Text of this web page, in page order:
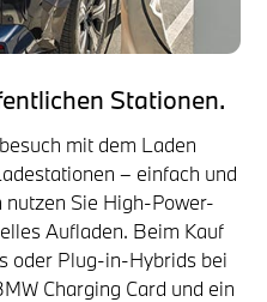
Stationen.
mit dem Laden
– einfach und
Sie High-Power-
Aufladen. Beim Kauf
oder Plug-in-Hybrids bei
Charging Card und ein